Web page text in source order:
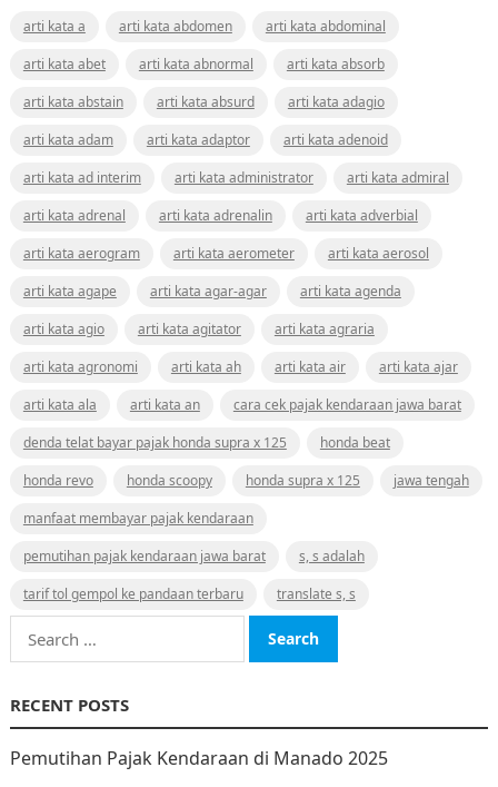
arti kata a arti kata abdomen
arti kata abdominal
arti kata abet
arti kata abnormal
arti kata absorb
arti kata abstain
arti kata absurd
arti kata adagio
arti kata adam
arti kata adaptor
arti kata adenoid
arti kata ad interim
arti kata administrator
arti kata admiral
arti kata adrenal
arti kata adrenalin
arti kata adverbial
arti kata aerogram
arti kata aerometer
arti kata aerosol
arti kata agape
arti kata agar-agar
arti kata agenda
arti kata agio
arti kata agitator
arti kata agraria
arti kata agronomi
arti kata ah arti kata air
arti kata ajar
arti kata ala
arti kata an
cara cek pajak kendaraan jawa barat
denda telat bayar pajak honda supra x 125
honda beat
honda revo
honda scoopy honda supra x 125
jawa tengah
manfaat membayar pajak kendaraan
pemutihan pajak kendaraan jawa barat
s, s adalah
tarif tol gempol ke pandaan terbaru
translate s, s
Search
for:
RECENT POSTS
Pemutihan Pajak Kendaraan di Manado 2025